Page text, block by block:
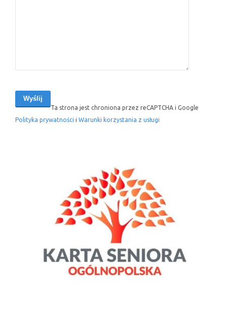
Ta strona jest chroniona przez reCAPTCHA i Google
Polityka prywatności i Warunki korzystania z usługi